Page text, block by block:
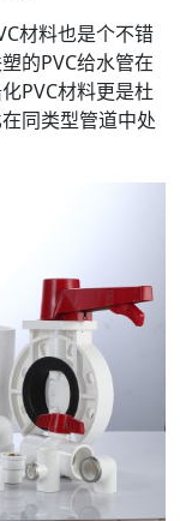
材料也是个不错
的PVC给水管在
PVC材料更是杜
同类型管道中处